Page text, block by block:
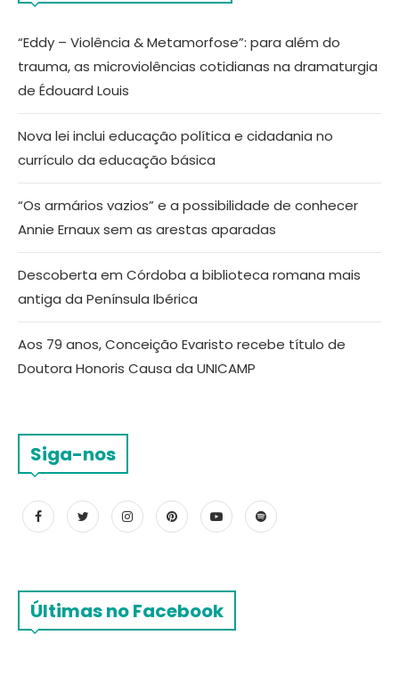
“Eddy – Violência & Metamorfose”: para além do
trauma, as microviolências cotidianas na dramaturgia
de Édouard Louis
Nova lei inclui educação política e cidadania no
currículo da educação básica
“Os armários vazios” e a possibilidade de conhecer
Annie Ernaux sem as arestas aparadas
Descoberta em Córdoba a biblioteca romana mais
antiga da Península Ibérica
Aos 79 anos, Conceição Evaristo recebe título de
Doutora Honoris Causa da UNICAMP
Siga-nos
Últimas no Facebook